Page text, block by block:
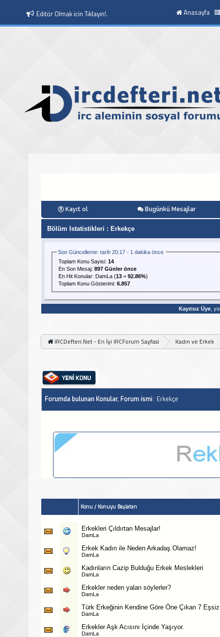
Editör Olmak icin Tıklayın!.
Moderatör Olmak icin Tıklayın!.
Anasayfa
Kayıt ol Bugünkü Mesajlar
Bölüm Istatistikleri : Erkekçe
Son Güncelleme: tarih 20:17 - 1 dakika önce
Toplam Konu Sayisi: 14
En Son Mesaj: 897 Günler önce
En Hit Konular: DamLa (13 = 92.86%)
Toplam Konu Gösterimi: 6.857
Kayıtsız Üye,
IRCDefteri.Net - En İyi IRCForum Sayfasi Kadın ve Erkek
Forumda bulunan Konular, Forum ismi : Erkekçe
Konu / Konuyu Başlatan
Erkekleri Çıldırtan Mesajlar!
DamLa
Erkek Kadın ile Neden Arkadaş Olamaz!
DamLa
Kadınların Cazip Bulduğu Erkek Meslekleri
DamLa
Erkekler neden yalan söylerler?
DamLa
Türk Erkeğinin Kendine Göre Öne Çıkan 7
DamLa
Erkekler Aşk Acısını İçinde Yaşıyor.
DamLa